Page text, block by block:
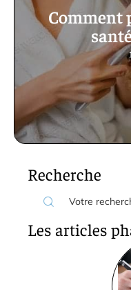
Comment
Recherche
Les articles